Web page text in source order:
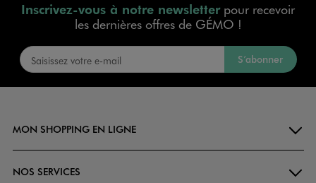
Inscrivez-vous à notre newsletterpour recevoir
les dernières offres de GÉMO !
S’abonner
MON SHOPPING EN LIGNE
NOS SERVICES